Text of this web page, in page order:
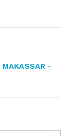
MAKASSAR -